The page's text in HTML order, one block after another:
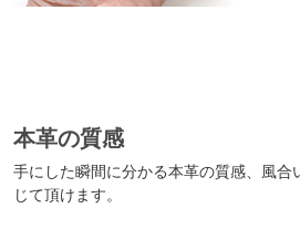
本革の質感
手にした瞬間に分かる本革の質感、風
じて頂けます。